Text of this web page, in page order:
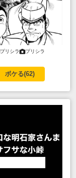
プリシラ プリシラ
ボケる(62)